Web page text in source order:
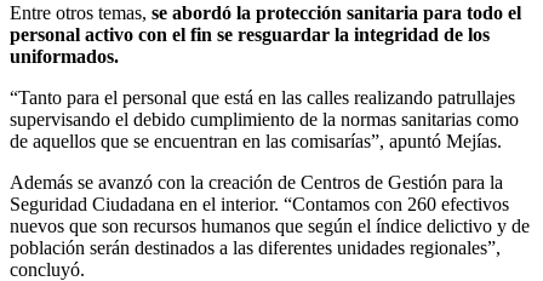
Entre otros temas, se abordó la protección sanitaria para todo el
personal activo con el fin se resguardar la integridad de los
uniformados.
“Tanto para el personal que está en las calles realizando patrullajes
supervisando el debido cumplimiento de la normas sanitarias como
de aquellos que se encuentran en las comisarías”, apuntó Mejías.
Además se avanzó con la creación de Centros de Gestión para la
Seguridad Ciudadana en el interior. “Contamos con 260 efectivos
nuevos que son recursos humanos que según el índice delictivo y de
población serán destinados a las diferentes unidades regionales”,
concluyó.